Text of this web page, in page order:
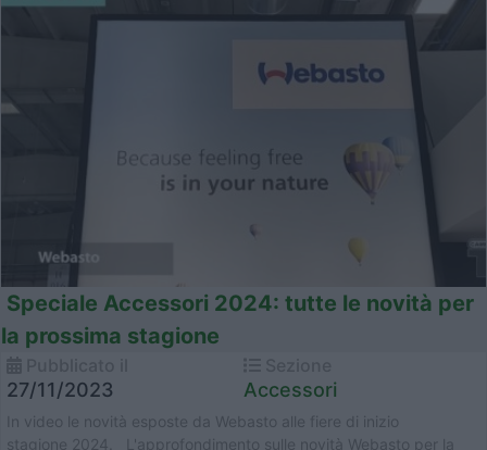
Speciale Accessori 2024: tutte le novità per
la prossima stagione
27/11/2023 Accessori
In video le novità esposte da Webasto alle fiere di inizio
stagione 2024. L'approfondimento sulle novità Webasto per la